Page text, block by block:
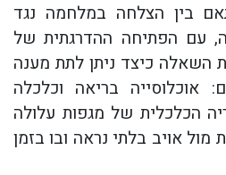
בין הצלחה במלחמה נגד
עם הפתיחה ההדרגתית של
כיצד ניתן לתת מענה
אוכלוסייה בריאה וכלכלה
הכלכלית של מגפות עלולה
אויב בלתי נראה ובו בזמן